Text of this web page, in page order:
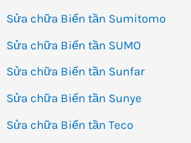
Sửa chữa Biến tần Sumitomo
Sửa chữa Biến tần SUMO
Sửa chữa Biến tần Sunfar
Sửa chữa Biến tần Sunye
Sửa chữa Biến tần Teco